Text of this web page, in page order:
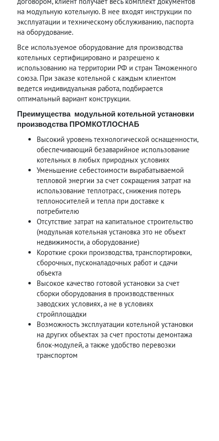
на модульную котельную. В нее входят инструкции по
эксплуатации и техническому обслуживанию, паспорта
на оборудование.
Все используемое оборудование для производства
котельных сертифицировано и разрешено к
использованию на территории РФ и стран Таможенного
союза. При заказе котельной с каждым клиентом
ведется индивидуальная работа, подбирается
оптимальный вариант конструкции.
Преимущества модульной котельной установки
производства ПРОМКОТЛОСНАБ
Высокий уровень технологической оснащенности,
обеспечивающий безаварийное использование
котельных в любых природных условиях
Уменьшение себестоимости вырабатываемой
тепловой энергии за счет сокращения затрат на
использование теплотрасс, снижения потерь
теплоносителей и тепла при доставке к
потребителю
Отсутствие затрат на капитальное строительство
(модульная котельная установка это не объект
недвижимости, а оборудование)
Короткие сроки производства, транспортировки,
сборочных, пусконаладочных работ и сдачи
объекта
Высокое качество готовой установки за счет
сборки оборудования в производственных
заводских условиях, а не в условиях
стройплощадки
Возможность эксплуатации котельной установки
на других объектах за счет простоты демонтажа
блок-модулей, а также удобство перевозки
транспортом